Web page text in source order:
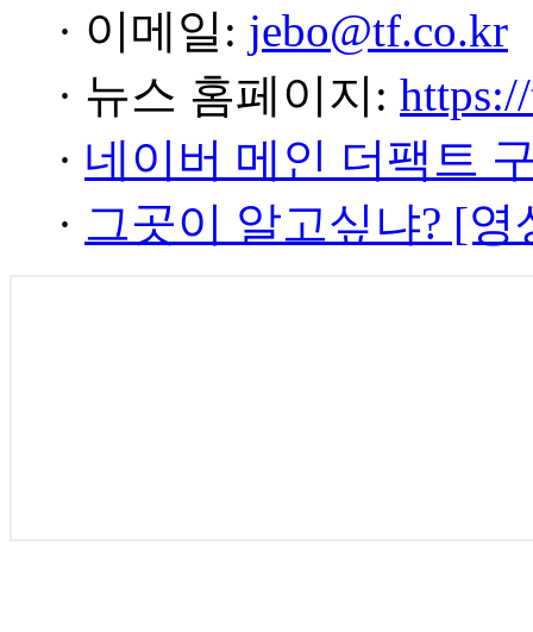
· 이메일: jebo@tf.co.kr
· 뉴스 홈페이지:
· 네이버 메인 더팩트
· 그곳이 알고싶냐? [